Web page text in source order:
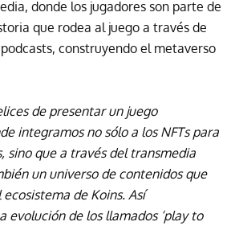
donde los jugadores son parte de
que rodea al juego a través de
construyendo el metaverso
de presentar un juego
integramos no sólo a los NFTs para
sino que a través del transmedia
un universo de contenidos que
de Koins. Así
evolución de los llamados ‘play to